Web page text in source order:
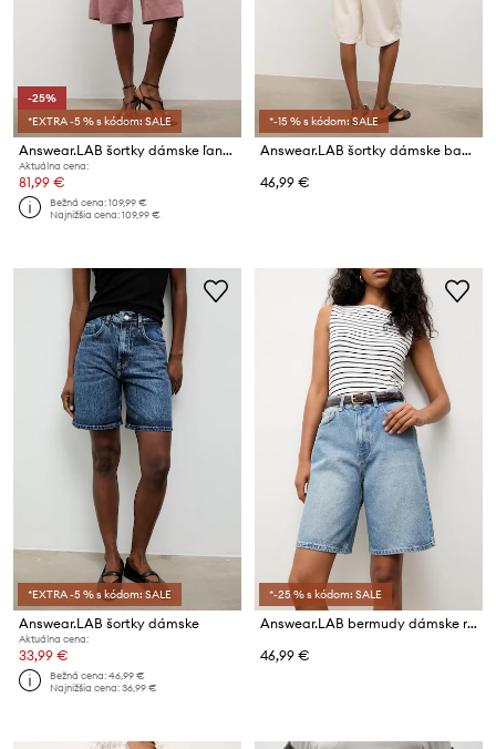
-25%
*EXTRA -5 % s kódom: SALE
Answear.LAB šortky dámske ľanové
Aktuálna cena:
81,99 €
Bežná cena:109,99 €
Najnižšia cena:109,99 €
*-15 % s kódom: SALE
Answear.LAB šortky dámske bavlnené
46,99 €
*EXTRA -5 % s kódom: SALE
Answear.LAB šortky dámske
Aktuálna cena:
33,99 €
Bežná cena:46,99 €
Najnižšia cena:36,99 €
*-25 % s kódom: SALE
Answear.LAB bermudy dámske rifľové
46,99 €